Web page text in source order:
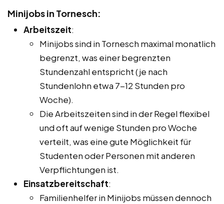
Minijobs in Tornesch:
Arbeitszeit:
Minijobs sind in Tornesch maximal monatlich
begrenzt, was einer begrenzten
Stundenzahl entspricht (je nach
Stundenlohn etwa 7-12 Stunden pro
Woche).
Die Arbeitszeiten sind in der Regel flexibel
und oft auf wenige Stunden pro Woche
verteilt, was eine gute Möglichkeit für
Studenten oder Personen mit anderen
Verpflichtungen ist.
Einsatzbereitschaft:
Familienhelfer in Minijobs müssen dennoch